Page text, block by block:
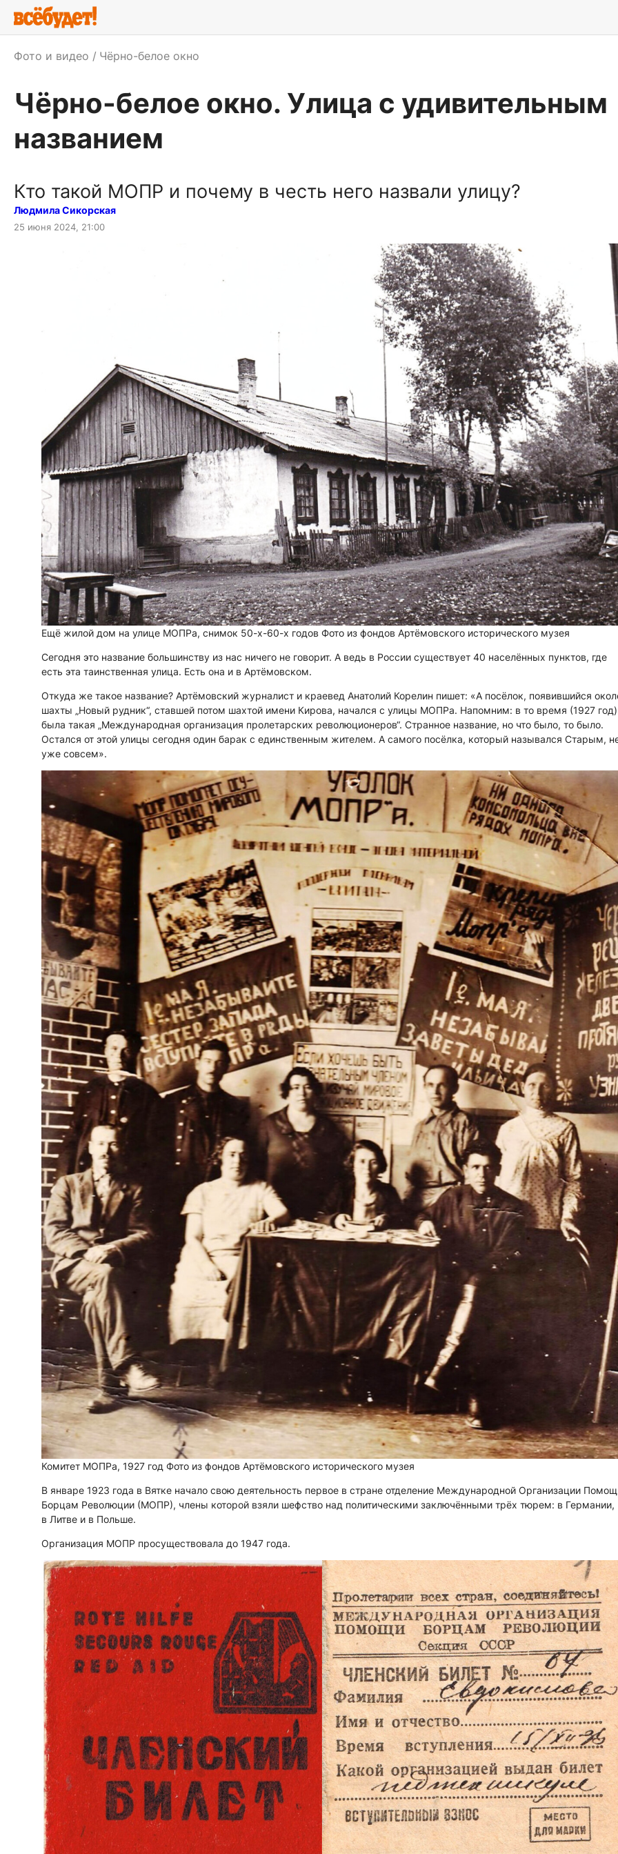
Фото и видео Чёрно-белое окно
Чёрно-белое окно. Улица с удивительным
названием
Кто такой МОПР и почему в честь него назвали улицу?
Людмила Сикорская
25 июня 2024, 21:00
Ещё жилой дом на улице МОПРа, снимок 50-х-60-х годов Фото из фондов Артёмовского исторического музея
Сегодня это название большинству из нас ничего не говорит. А ведь в России существует 40 населённых пунктов, где
есть эта таинственная улица. Есть она и в Артёмовском.
Откуда же такое название? Артёмовский журналист и краевед Анатолий Корелин пишет: «А посёлок, появившийся
шахты „Новый рудник“, ставшей потом шахтой имени Кирова, начался с улицы МОПРа. Напомним: в то время (1927 год)
была такая „Международная организация пролетарских революционеров“. Странное название, но что было, то было.
Остался от этой улицы сегодня один барак с единственным жителем. А самого посёлка, который назывался Старым,
уже совсем».
Комитет МОПРа, 1927 год Фото из фондов Артёмовского исторического музея
В январе 1923 года в Вятке начало свою деятельность первое в стране отделение Международной Организации
Борцам Революции (МОПР), члены которой взяли шефство над политическими заключёнными трёх тюрем: в Германии,
в Литве и в Польше.
Организация МОПР просуществовала до 1947 года.